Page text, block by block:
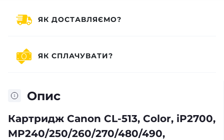
Опис
Картридж Canon CL-513, Color, iP2700,
MP240/250/260/270/480/490,
ЯК ДОСТАВЛЯЄМО?
ЯК СПЛАЧУВАТИ?